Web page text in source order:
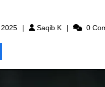
Saqib KSaqib
0